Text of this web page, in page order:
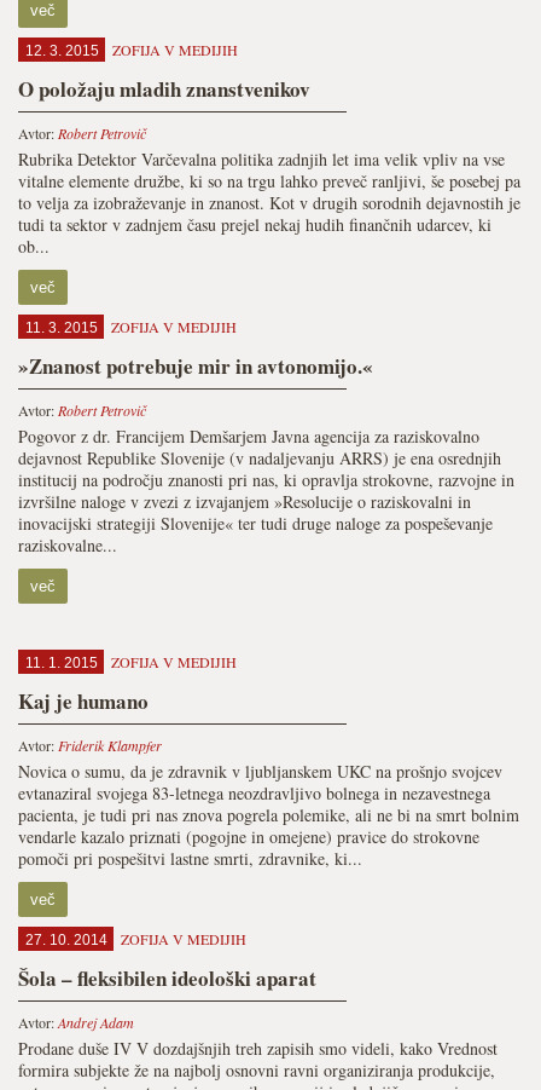
več
12. 3. 2015 ZOFIJA V MEDIJIH
O položaju mladih znanstvenikov
Avtor: Robert Petrovič
Rubrika Detektor Varčevalna politika zadnjih let ima velik vpliv na vse
vitalne elemente družbe, ki so na trgu lahko preveč ranljivi, še posebej pa
to velja za izobraževanje in znanost. Kot v drugih sorodnih dejavnostih je
tudi ta sektor v zadnjem času prejel nekaj hudih finančnih udarcev, ki
ob...
več
11. 3. 2015 ZOFIJA V MEDIJIH
»Znanost potrebuje mir in avtonomijo.«
Avtor: Robert Petrovič
Pogovor z dr. Francijem Demšarjem Javna agencija za raziskovalno
dejavnost Republike Slovenije (v nadaljevanju ARRS) je ena osrednjih
institucij na področju znanosti pri nas, ki opravlja strokovne, razvojne in
izvršilne naloge v zvezi z izvajanjem »Resolucije o raziskovalni in
inovacijski strategiji Slovenije« ter tudi druge naloge za pospeševanje
raziskovalne...
več
11. 1. 2015 ZOFIJA V MEDIJIH
Kaj je humano
Avtor: Friderik Klampfer
Novica o sumu, da je zdravnik v ljubljanskem UKC na prošnjo svojcev
evtanaziral svojega 83-letnega neozdravljivo bolnega in nezavestnega
pacienta, je tudi pri nas znova pogrela polemike, ali ne bi na smrt bolnim
vendarle kazalo priznati (pogojne in omejene) pravice do strokovne
pomoči pri pospešitvi lastne smrti, zdravnike, ki...
več
27. 10. 2014 ZOFIJA V MEDIJIH
Šola – fleksibilen ideološki aparat
Avtor:Andrej Adam
Prodane duše IV V dozdajšnjih treh zapisih smo videli, kako Vrednost
formira subjekte že na najbolj osnovni ravni organiziranja produkcije,